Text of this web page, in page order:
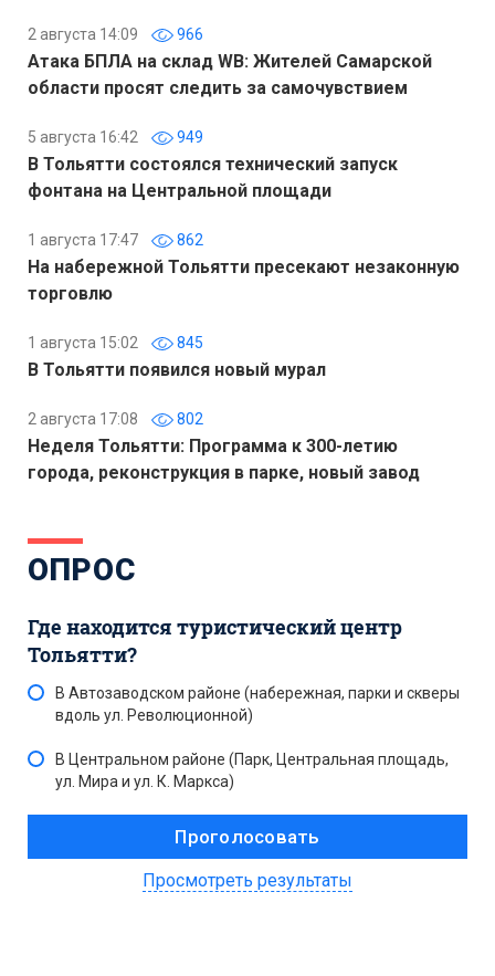
2 августа 14:09 966
Атака БПЛА на склад WB: Жителей Самарской
области просят следить за самочувствием
5 августа 16:42 949
В Тольятти состоялся технический запуск
фонтана на Центральной площади
1 августа 17:47 862
На набережной Тольятти пресекают незаконную
торговлю
1 августа 15:02 845
В Тольятти появился новый мурал
2 августа 17:08 802
Неделя Тольятти: Программа к 300-летию
города, реконструкция в парке, новый завод
ОПРОС
Где находится туристический центр
Тольятти?
В Автозаводском районе (набережная, парки и скверы
вдоль ул. Революционной)
В Центральном районе (Парк, Центральная площадь,
ул. Мира и ул. К. Маркса)
Просмотреть результаты